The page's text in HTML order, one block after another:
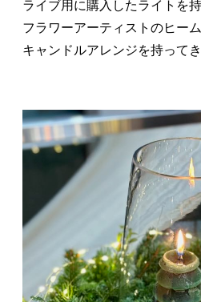
ライブ用に購入したライトを
フラワーアーティストのヒー
キャンドルアレンジを持って